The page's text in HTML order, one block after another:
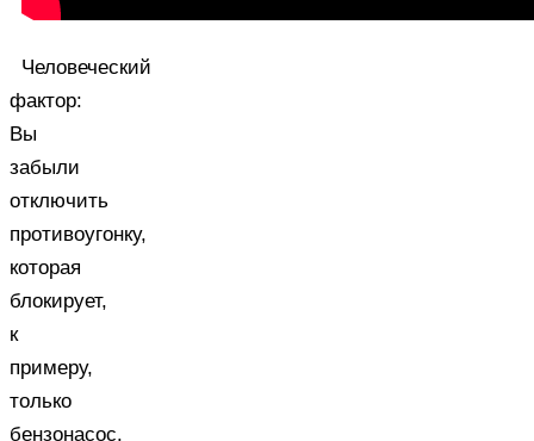
Человеческий
фактор:
Вы
забыли
отключить
противоугонку,
которая
блокирует,
к
примеру,
только
бензонасос.